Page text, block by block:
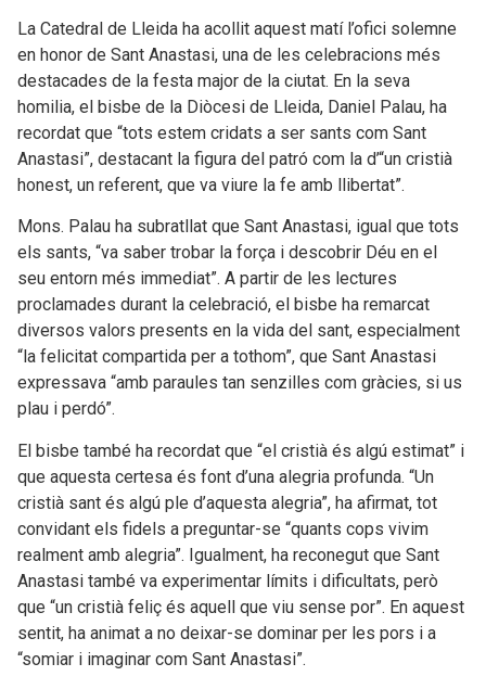
La Catedral de Lleida ha acollit aquest matí l’ofici solemne
en honor de Sant Anastasi, una de les celebracions més
destacades de la festa major de la ciutat. En la seva
homilia, el bisbe de la Diòcesi de Lleida, Daniel Palau, ha
recordat que “tots estem cridats a ser sants com Sant
Anastasi”, destacant la figura del patró com la d’“un cristià
honest, un referent, que va viure la fe amb llibertat”.
Mons. Palau ha subratllat que Sant Anastasi, igual que tots
els sants, “va saber trobar la força i descobrir Déu en el
seu entorn més immediat”. A partir de les lectures
proclamades durant la celebració, el bisbe ha remarcat
diversos valors presents en la vida del sant, especialment
“la felicitat compartida per a tothom”, que Sant Anastasi
expressava “amb paraules tan senzilles com gràcies, si us
plau i perdó”.
El bisbe també ha recordat que “el cristià és algú estimat” i
que aquesta certesa és font d’una alegria profunda. “Un
cristià sant és algú ple d’aquesta alegria”, ha afirmat, tot
convidant els fidels a preguntar-se “quants cops vivim
realment amb alegria”. Igualment, ha reconegut que Sant
Anastasi també va experimentar límits i dificultats, però
que “un cristià feliç és aquell que viu sense por”. En aquest
sentit, ha animat a no deixar-se dominar per les pors i a
“somiar i imaginar com Sant Anastasi”.